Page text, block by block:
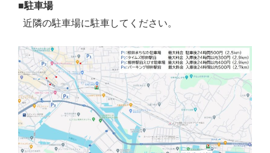
■駐車場
近隣の駐車場に駐車してください。